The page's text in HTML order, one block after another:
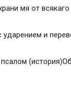
мя от всякаго
ударением и